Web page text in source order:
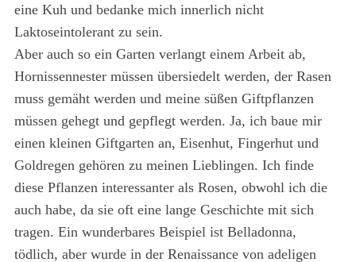
eine Kuh und bedanke mich innerlich nicht
Laktoseintolerant zu sein.
Aber auch so ein Garten verlangt einem Arbeit ab,
Hornissennester müssen übersiedelt werden, der Rasen
muss gemäht werden und meine süßen Giftpflanzen
müssen gehegt und gepflegt werden. Ja, ich baue mir
einen kleinen Giftgarten an, Eisenhut, Fingerhut und
Goldregen gehören zu meinen Lieblingen. Ich finde
diese Pflanzen interessanter als Rosen, obwohl ich die
auch habe, da sie oft eine lange Geschichte mit sich
tragen. Ein wunderbares Beispiel ist Belladonna,
tödlich, aber wurde in der Renaissance von adeligen